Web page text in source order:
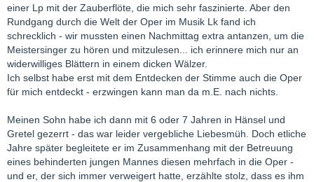
einer Lp mit der Zauberflöte, die mich sehr faszinierte. Aber den
Rundgang durch die Welt der Oper im Musik Lk fand ich
schrecklich - wir mussten einen Nachmittag extra antanzen, um die
Meistersinger zu hören und mitzulesen... ich erinnere mich nur an
widerwilliges Blättern in einem dicken Wälzer.
Ich selbst habe erst mit dem Entdecken der Stimme auch die Oper
für mich entdeckt - erzwingen kann man da m.E. nach nichts.
Meinen Sohn habe ich dann mit 6 oder 7 Jahren in Hänsel und
Gretel gezerrt - das war leider vergebliche Liebesmüh. Doch etliche
Jahre später begleitete er im Zusammenhang mit der Betreuung
eines behinderten jungen Mannes diesen mehrfach in die Oper -
und er, der sich immer verweigert hatte, erzählte stolz, dass es ihm